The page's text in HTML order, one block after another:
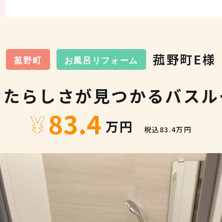
菰野町 お風呂リフォーム 菰野町E様
らしさが見つかるバス
83.4 税込83.4万円